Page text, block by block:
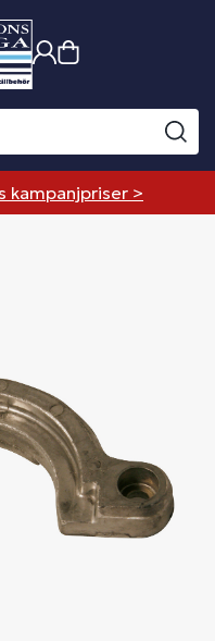
kampanjpriser >